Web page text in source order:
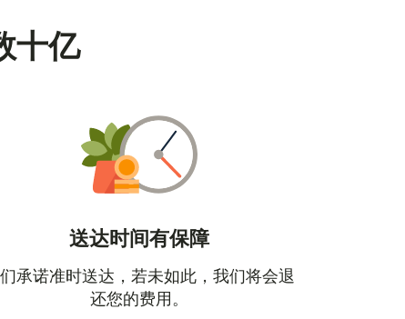
十亿
中打开）
送达时间有保障
承诺准时送达，若未如此，我们将会退
还您的费用。